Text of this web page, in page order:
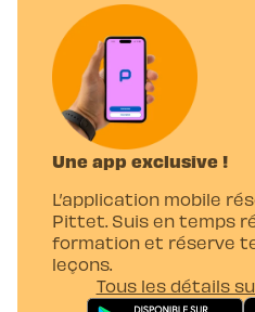
Une app exclusive !
L’application mobile
Pittet. Suis en temps
formation et réserve
leçons.
Tous les détails